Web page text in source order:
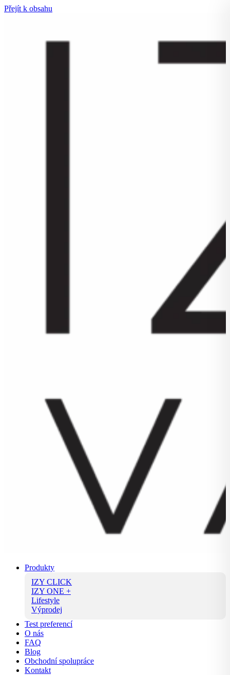
Přejít k obsahu
Produkty
IZY CLICK
IZY ONE +
Lifestyle
Výprodej
Test preferencí
O nás
FAQ
Blog
Obchodní spolupráce
Kontakt